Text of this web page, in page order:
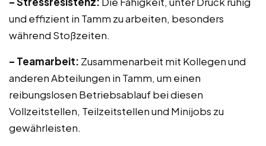
und effizient in Tamm zu arbeiten, besonders
während Stoßzeiten.
– Teamarbeit: Zusammenarbeit mit Kollegen und
anderen Abteilungen in Tamm, um einen
reibungslosen Betriebsablauf bei diesen
Vollzeitstellen, Teilzeitstellen und Minijobs zu
gewährleisten.